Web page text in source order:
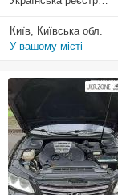
Київ, Київська обл.
У вашому місті